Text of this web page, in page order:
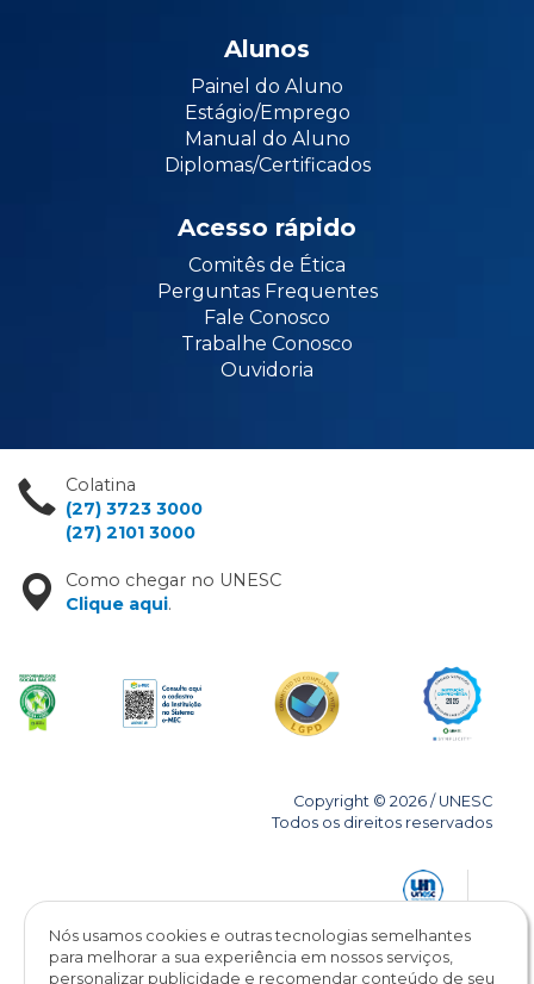
Alunos
Painel do Aluno
Estágio/Emprego
Manual do Aluno
Diplomas/Certificados
Acesso rápido
Comitês de Ética
Perguntas Frequentes
Fale Conosco
Trabalhe Conosco
Ouvidoria
Colatina
(27) 3723 3000
(27) 2101 3000
Como chegar no UNESC
Clique aqui.
Copyright © 2026 / UNESC
Todos os direitos reservados
Nós usamos cookies e outras tecnologias semelhantes
para melhorar a sua experiência em nossos serviços,
personalizar publicidade e recomendar conteúdo de seu